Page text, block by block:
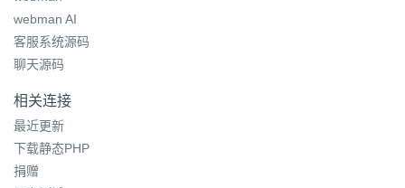
webman AI
客服系统源码
聊天源码
相关连接
最近更新
下载静态PHP
捐赠